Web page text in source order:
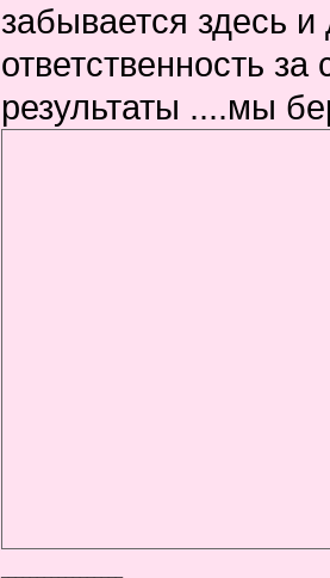
забывается здесь
ответственность
результаты ....мы